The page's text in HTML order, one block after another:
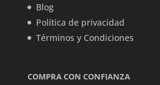
Blog
Política de privacidad
Términos y Condiciones
COMPRA CON CONFIANZA